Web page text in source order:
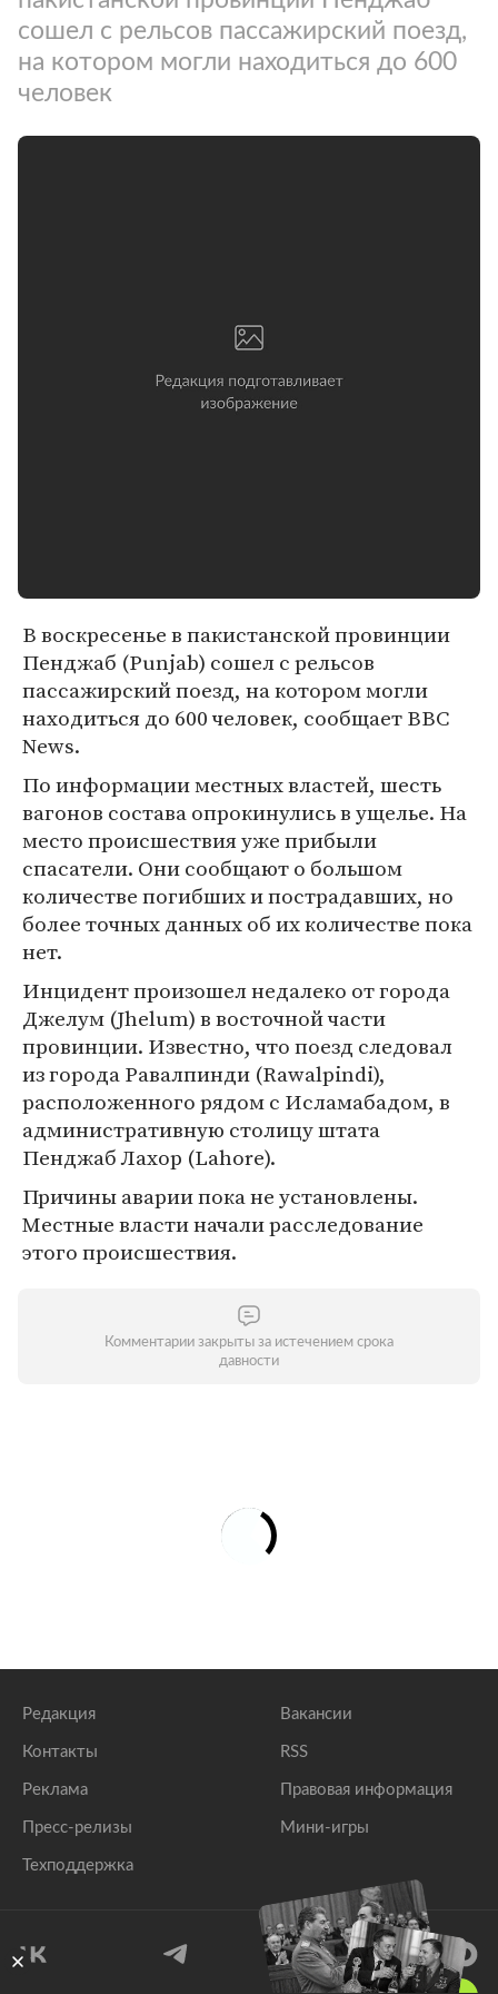
сошел с рельсов пассажирский поезд,
на котором могли находиться до 600
человек
В воскресенье в пакистанской провинции
Пенджаб (Punjab) сошел с рельсов
пассажирский поезд, на котором могли
находиться до 600 человек, сообщает BBC
News.
По информации местных властей, шесть
вагонов состава опрокинулись в ущелье. На
место происшествия уже прибыли
спасатели. Они сообщают о большом
количестве погибших и пострадавших, но
более точных данных об их количестве пока
нет.
Инцидент произошел недалеко от города
Джелум (Jhelum) в восточной части
провинции. Известно, что поезд следовал
из города Равалпинди (Rawalpindi),
расположенного рядом с Исламабадом, в
административную столицу штата
Пенджаб Лахор (Lahore).
Причины аварии пока не установлены.
Местные власти начали расследование
этого происшествия.
Комментарии закрыты за истечением срока
давности
Редакция
Контакты
Реклама
Пресс-релизы
Техподдержка
Вакансии
RSS
Правовая информация
Мини-игры